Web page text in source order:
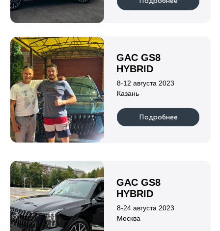
Подробнее
Индивидуальный предприниматель
Клушина Ольга Евгеньевна
ИНН 222108152219
ОГРН 323420500059142
каталог
новости
отзывы
партнеры
контакты
блог
Информация
Авто по типу кузова